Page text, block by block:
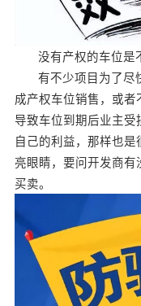
没有产权的车位是
有不少项目为了尽
成产权车位销售，或者
导致车位到期后业主
自己的利益，那样也
亮眼睛，要问开发商
买卖。